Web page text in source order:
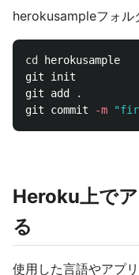
herokusampleフォル
cd
herokusample
git init
git add
.
git commit
-m
Heroku上で
る
使用した言語やアプ